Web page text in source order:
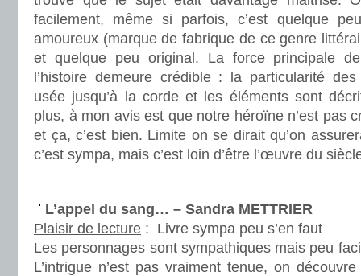
facilement, même si parfois, c’est quelque
amoureux (marque de fabrique de ce genre
et quelque peu original. La force principale
l’histoire demeure crédible : la particularité
usée jusqu’à la corde et les éléments sont
plus, à mon avis est que notre héroïne n’est pas
et ça, c’est bien. Limite on se dirait qu’on
c’est sympa, mais c’est loin d’être l’œuvre du
L’appel du sang… – Sandra METTRIER
Plaisir de lecture : Livre sympa peu s’en faut
Les personnages sont sympathiques mais peu
L’intrigue n’est pas vraiment tenue, on